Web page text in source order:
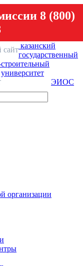
8 (800)
казанский
государственный
университет
ЭИОС
организации